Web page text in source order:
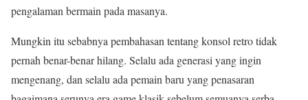
pengalaman bermain pada masanya.
Mungkin itu sebabnya pembahasan tentang konsol retro tidak
pernah benar-benar hilang. Selalu ada generasi yang ingin
mengenang, dan selalu ada pemain baru yang penasaran